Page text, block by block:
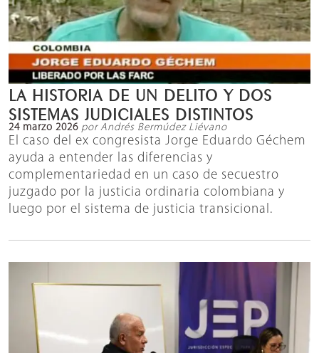
LA HISTORIA DE UN DELITO Y DOS
SISTEMAS JUDICIALES DISTINTOS
24 marzo 2026 por Andrés Bermúdez Liévano
El caso del ex congresista Jorge Eduardo Géchem
ayuda a entender las diferencias y
complementariedad en un caso de secuestro
juzgado por la justicia ordinaria colombiana y
luego por el sistema de justicia transicional.